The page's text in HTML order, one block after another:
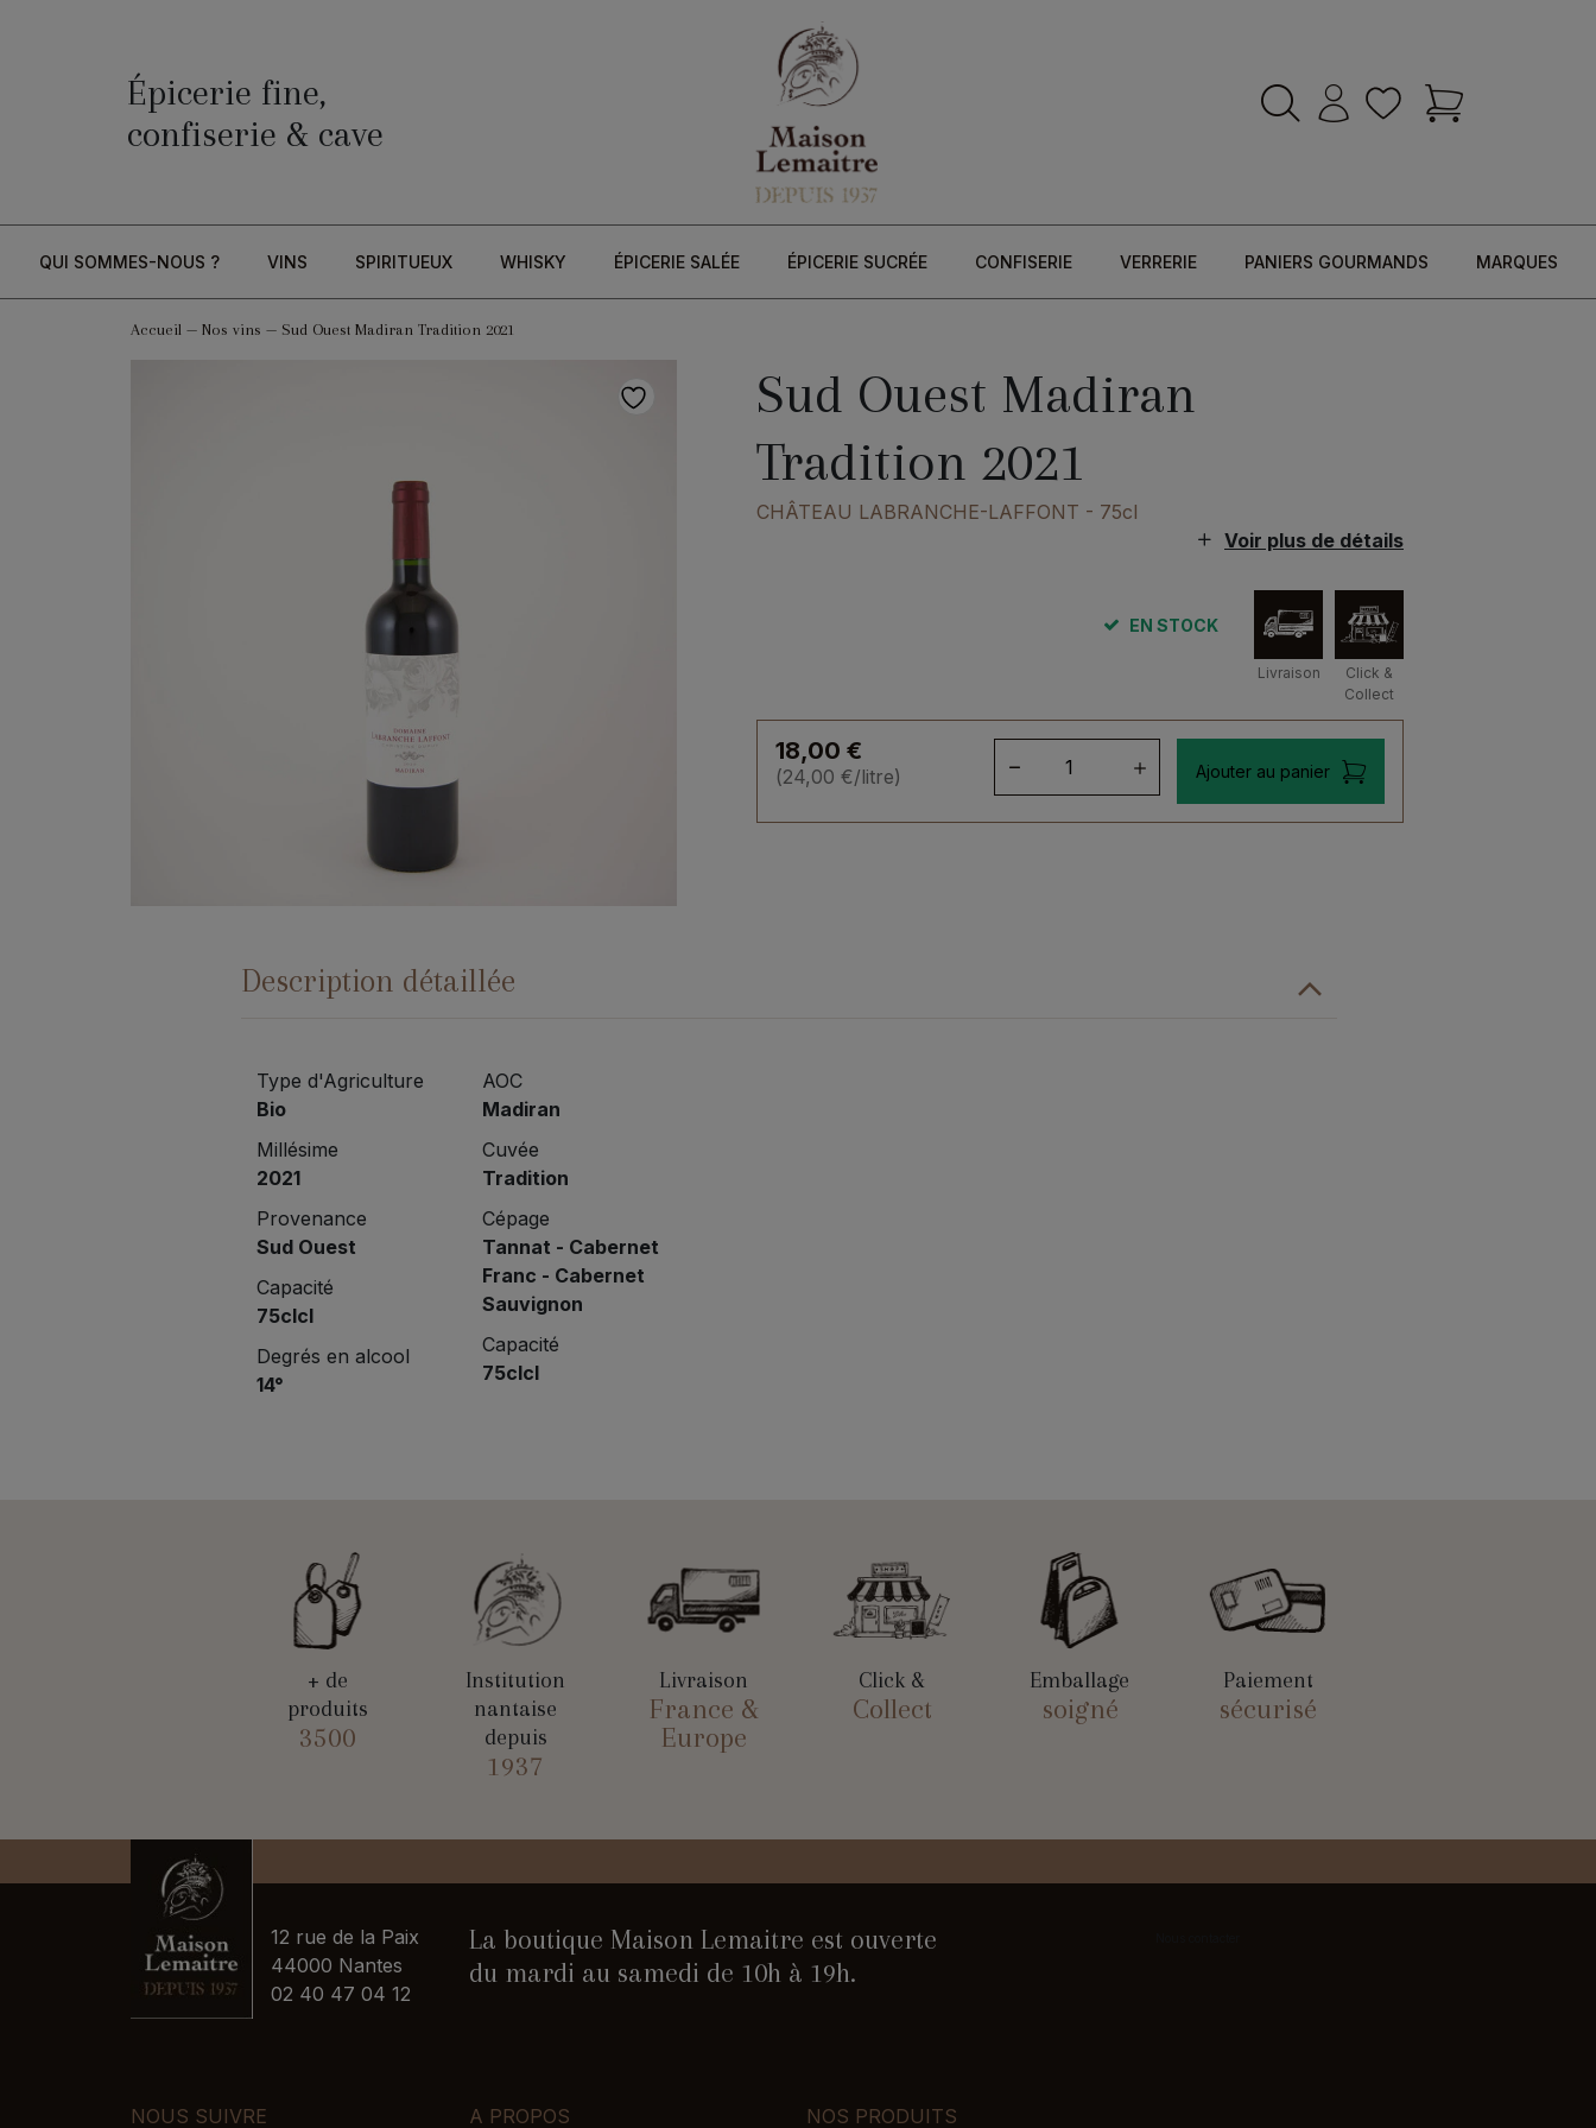
Épicerie fine,
confiserie & cave
QUI SOMMES-NOUS ? VINS SPIRITUEUX WHISKY ÉPICERIE SALÉE ÉPICERIE SUCRÉE CONFISERIE VERRERIE PANIERS GOURMANDS MARQUES
Accueil— Nos vins — Sud Ouest Madiran Tradition 2021
Sud Ouest Madiran
Tradition 2021
CHÂTEAU LABRANCHE-LAFFONT - 75cl
Voir plus de détails
EN STOCK
Livraison
Click &
Collect
18,00 €
(24,00 €/litre) Ajouter au panier
Description détaillée
Type d'Agriculture
Bio
Millésime
2021
Provenance
Sud Ouest
Capacité
75clcl
Degrés en alcool
14°
AOC
Madiran
Cuvée
Tradition
Cépage
Tannat - Cabernet
Franc - Cabernet
Sauvignon
Capacité
75clcl
+ de
produits
3500
Institution
nantaise
depuis
1937
Livraison
France &
Europe
Click &
Collect
Emballage
soigné
Paiement
sécurisé
12 rue de la Paix
44000 Nantes
02 40 47 04 12
La boutique Maison Lemaitre est ouverte
du mardi au samedi de 10h à 19h.
NOUS SUIVRE A PROPOS NOS PRODUITS